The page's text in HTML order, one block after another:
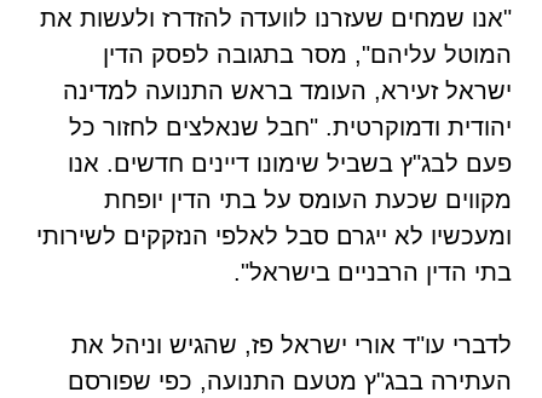
"אנו שמחים שעזרנו לוועדה להזדרז ולעשות את
המוטל עליהם", מסר בתגובה לפסק הדין
ישראל זעירא, העומד בראש התנועה למדינה
יהודית ודמוקרטית. "חבל שנאלצים לחזור כל
פעם לבג"ץ בשביל שימונו דיינים חדשים. אנו
מקווים שכעת העומס על בתי הדין יופחת
ומעכשיו לא ייגרם סבל לאלפי הנזקקים לשירותי
בתי הדין הרבניים בישראל".
לדברי עו"ד אורי ישראל פז, שהגיש וניהל את
העתירה בבג"ץ מטעם התנועה, כפי שפורסם